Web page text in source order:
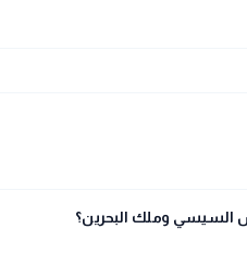
السيسي وملك البحرين؟